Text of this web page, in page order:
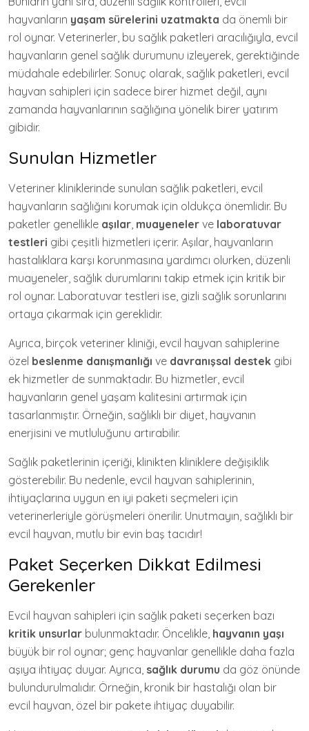
hayvanların yaşam sürelerini uzatmakta da önemli bir
rol oynar. Veterinerler, bu sağlık paketleri aracılığıyla, evcil
hayvanların genel sağlık durumunu izleyerek, gerektiğinde
müdahale edebilirler. Sonuç olarak, sağlık paketleri, evcil
hayvan sahipleri için sadece birer hizmet değil, aynı
zamanda hayvanlarının sağlığına yönelik birer yatırım
gibidir.
Sunulan Hizmetler
Veteriner kliniklerinde sunulan sağlık paketleri, evcil
hayvanların sağlığını korumak için oldukça önemlidir. Bu
paketler genellikle aşılar, muayeneler ve laboratuvar
testleri gibi çeşitli hizmetleri içerir. Aşılar, hayvanların
hastalıklara karşı korunmasına yardımcı olurken, düzenli
muayeneler, sağlık durumlarını takip etmek için kritik bir
rol oynar. Laboratuvar testleri ise, gizli sağlık sorunlarını
ortaya çıkarmak için gereklidir.
Ayrıca, birçok veteriner kliniği, evcil hayvan sahiplerine
özel beslenme danışmanlığı ve davranışsal destek gibi
ek hizmetler de sunmaktadır. Bu hizmetler, evcil
hayvanların genel yaşam kalitesini artırmak için
tasarlanmıştır. Örneğin, sağlıklı bir diyet, hayvanın
enerjisini ve mutluluğunu artırabilir.
Sağlık paketlerinin içeriği, klinikten kliniklere değişiklik
gösterebilir. Bu nedenle, evcil hayvan sahiplerinin,
ihtiyaçlarına uygun en iyi paketi seçmeleri için
veterinerleriyle görüşmeleri önerilir. Unutmayın, sağlıklı bir
evcil hayvan, mutlu bir evin baş tacıdır!
Paket Seçerken Dikkat Edilmesi
Gerekenler
Evcil hayvan sahipleri için sağlık paketi seçerken bazı
kritik unsurlar bulunmaktadır. Öncelikle, hayvanın yaşı
büyük bir rol oynar; genç hayvanlar genellikle daha fazla
aşıya ihtiyaç duyar. Ayrıca, sağlık durumu da göz önünde
bulundurulmalıdır. Örneğin, kronik bir hastalığı olan bir
evcil hayvan, özel bir pakete ihtiyaç duyabilir.